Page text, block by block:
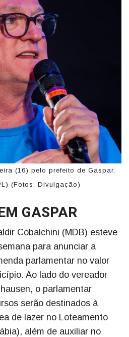
(16) pelo prefeito de Gaspar,
(Fotos: Divulgação)
GASPAR
Cobalchini (MDB) esteve
para anunciar a
parlamentar no valor
Ao lado do vereador
o parlamentar
serão destinados à
de lazer no Loteamento
além de auxiliar no